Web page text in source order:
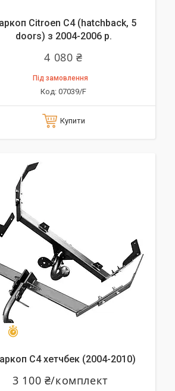
Citroen C4 (hatchback, 5
doors) з 2004-2006 р.
4 080 ₴
Під замовлення
07039/F
Купити
–3%
C4 хетчбек (2004-2010)
3 100 ₴/комплект